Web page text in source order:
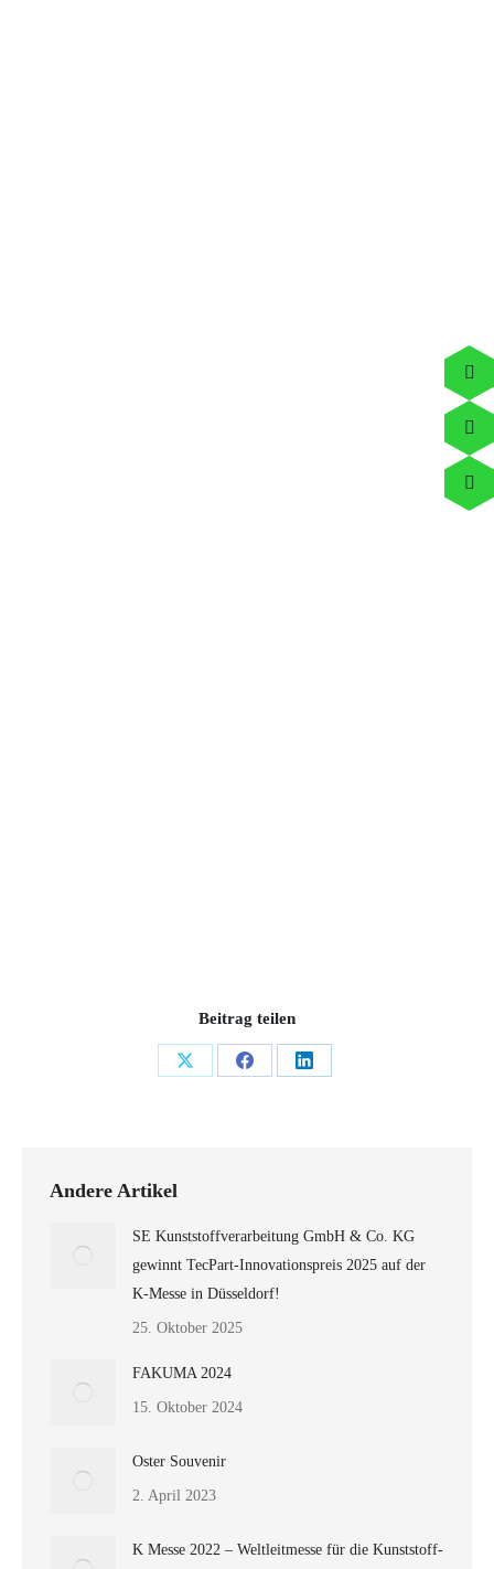
Beitrag teilen
Share
Share
Share
Andere Artikel
SE Kunststoffverarbeitung GmbH & Co. KG
gewinnt TecPart-Innovationspreis 2025 auf der
K-Messe in Düsseldorf!
25. Oktober 2025
FAKUMA 2024
15. Oktober 2024
Oster Souvenir
2. April 2023
K Messe 2022 – Weltleitmesse für die Kunststoff-